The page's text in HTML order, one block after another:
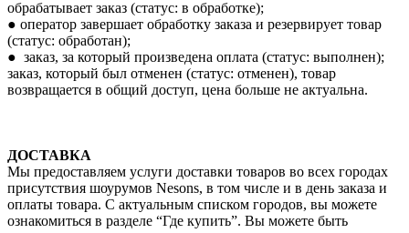
обрабатывает заказ (статус: в обработке);
● оператор завершает обработку заказа и резервирует товар
(статус: обработан);
● заказ, за который произведена оплата (статус: выполнен);
заказ, который был отменен (статус: отменен), товар
возвращается в общий доступ, цена больше не актуальна.
ДОСТАВКА
Мы предоставляем услуги доставки товаров во всех городах
присутствия шоурумов Nesons, в том числе и в день заказа и
оплаты товара. С актуальным списком городов, вы можете
ознакомиться в разделе “Где купить”. Вы можете быть